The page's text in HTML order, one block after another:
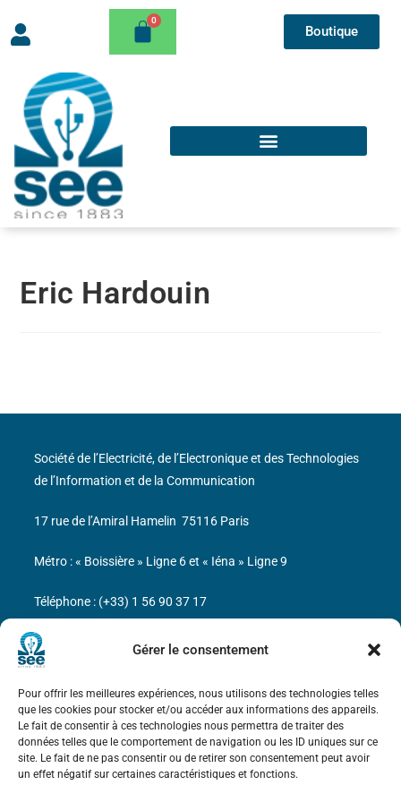
Gérer le consentement
Pour offrir les meilleures expériences, nous utilisons des technologies telles
que les cookies pour stocker et/ou accéder aux informations des appareils.
Le fait de consentir à ces technologies nous permettra de traiter des
données telles que le comportement de navigation ou les ID uniques sur ce
site. Le fait de ne pas consentir ou de retirer son consentement peut avoir
un effet négatif sur certaines caractéristiques et fonctions.
Boutique
Eric Hardouin
Bicentenaire des découvertes d’André-
Marie Ampère
Mentions légales
Société de l’Electricité, de l’Electronique et des Technologies
de l’Information et de la Communication
17 rue de l’Amiral Hamelin 75116 Paris
Métro : « Boissière » Ligne 6 et « Iéna » Ligne 9
Téléphone : (+33) 1 56 90 37 17
N° de SIREN : 785 393 232, Code APE : 9412Z TVA intra-
communautaire : FR44 785 393 232